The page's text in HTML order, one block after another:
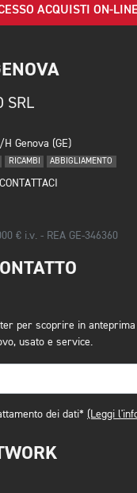
ACQUISTI ON-LINE
SRL
Genova (GE)
RICAMBI ABBIGLIAMENTO
€ i.v. - REA GE-346360
per scoprire in
usato e service.
dei dati* (Leggi